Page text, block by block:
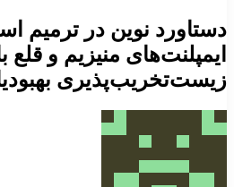
دستاورد نوین در ترمیم
ایمپلنت‌های منیزیم و قلع
زیست‌تخریب‌پذیری